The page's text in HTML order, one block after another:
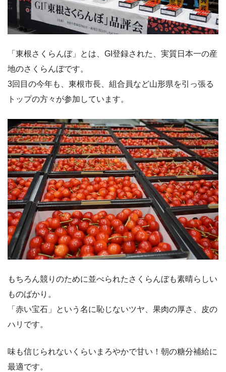
「東根さくらんぼ」とは、GI登録された、実質日本一の産
地のさくらんぼです。
3回目の今年も、東根市長、組合員など山形県を引っ張る
トップの方々が参加しています。
もちろん競りのために並べられたさくらんぼも素晴らしい
ものばかり。
「赤い宝石」という名に恥じないツヤ、果肉の厚さ、皮の
ハリです。
味も信じられないくらいまろやかで甘い！朝の糖分補給に
最適です。